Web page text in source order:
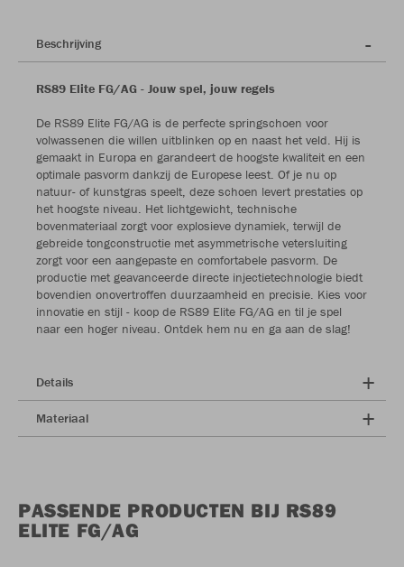
Beschrijving
RS89 Elite FG/AG - Jouw spel, jouw regels
De RS89 Elite FG/AG is de perfecte springschoen voor
volwassenen die willen uitblinken op en naast het veld. Hij is
gemaakt in Europa en garandeert de hoogste kwaliteit en een
optimale pasvorm dankzij de Europese leest. Of je nu op
natuur- of kunstgras speelt, deze schoen levert prestaties op
het hoogste niveau. Het lichtgewicht, technische
bovenmateriaal zorgt voor explosieve dynamiek, terwijl de
gebreide tongconstructie met asymmetrische vetersluiting
zorgt voor een aangepaste en comfortabele pasvorm. De
productie met geavanceerde directe injectietechnologie biedt
bovendien onovertroffen duurzaamheid en precisie. Kies voor
innovatie en stijl - koop de RS89 Elite FG/AG en til je spel
naar een hoger niveau. Ontdek hem nu en ga aan de slag!
Details
Materiaal
PASSENDE PRODUCTEN BIJ RS89
ELITE FG/AG